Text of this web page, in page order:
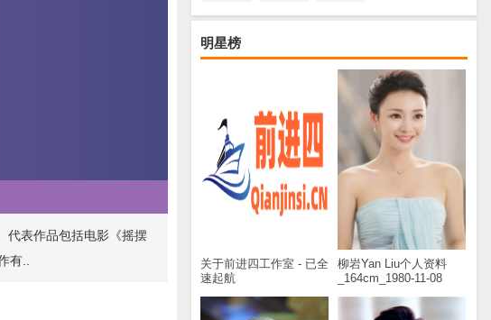
明星榜
关于前进四工作室 - 已全
速起航
柳岩Yan Liu个人资料
_164cm_1980-11-08
代表作品包括电影《摇摆
有..